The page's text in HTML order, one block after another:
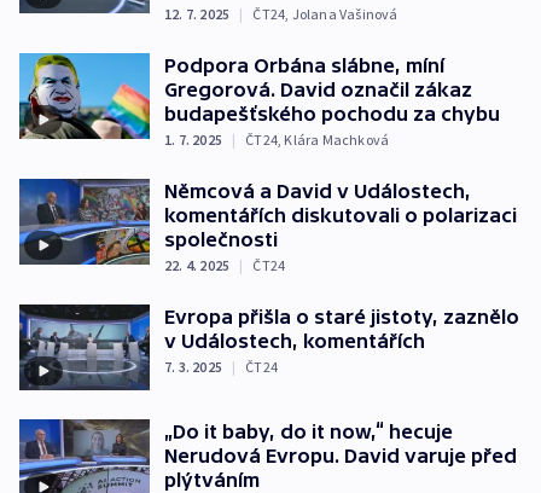
12. 7. 2025 | ČT24 Jolana Vašinová
Podpora Orbána slábne, míní
Gregorová. David označil zákaz
budapešťského pochodu za chybu
1. 7. 2025 | ČT24 Klára Machková
Němcová a David v Událostech,
komentářích diskutovali o polarizaci
společnosti
22. 4. 2025 | ČT24
Evropa přišla o staré jistoty, zaznělo
v Událostech, komentářích
7. 3. 2025 | ČT24
„Do it baby, do it now,“ hecuje
Nerudová Evropu. David varuje před
plýtváním